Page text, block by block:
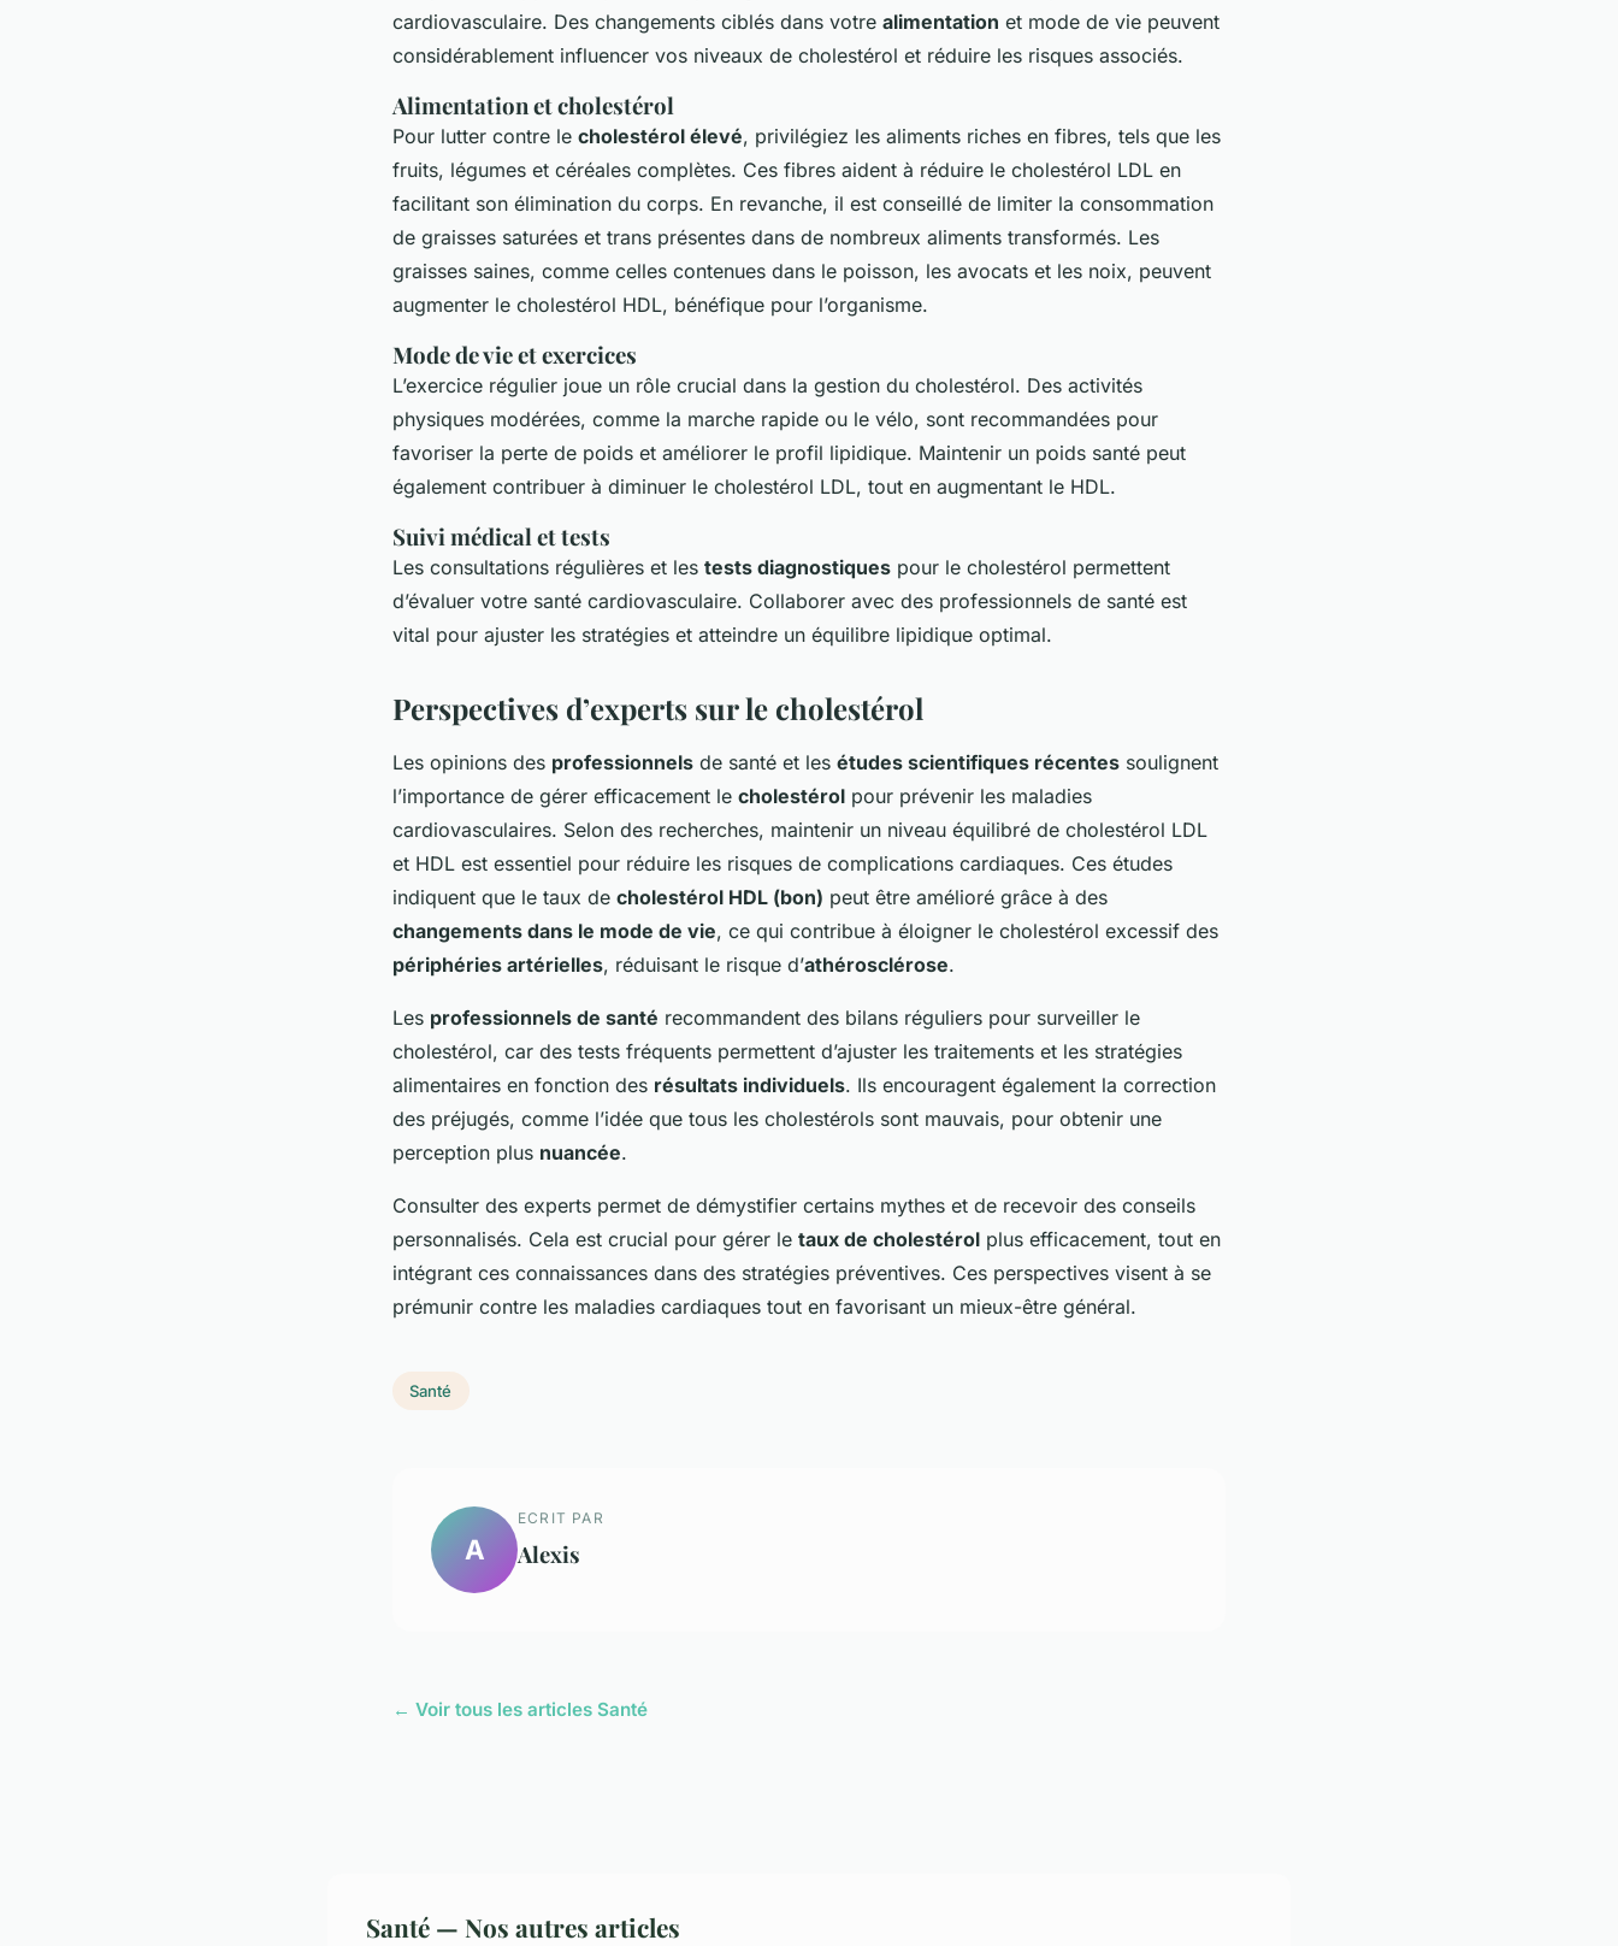
cardiovasculaire. Des changements ciblés dans votre alimentation et mode de vie peuvent
considérablement influencer vos niveaux de cholestérol et réduire les risques associés.
Alimentation et cholestérol
Pour lutter contre le cholestérol élevé, privilégiez les aliments riches en fibres, tels que les
fruits, légumes et céréales complètes. Ces fibres aident à réduire le cholestérol LDL en
facilitant son élimination du corps. En revanche, il est conseillé de limiter la consommation
de graisses saturées et trans présentes dans de nombreux aliments transformés. Les
graisses saines, comme celles contenues dans le poisson, les avocats et les noix, peuvent
augmenter le cholestérol HDL, bénéfique pour l’organisme.
Mode de vie et exercices
L’exercice régulier joue un rôle crucial dans la gestion du cholestérol. Des activités
physiques modérées, comme la marche rapide ou le vélo, sont recommandées pour
favoriser la perte de poids et améliorer le profil lipidique. Maintenir un poids santé peut
également contribuer à diminuer le cholestérol LDL, tout en augmentant le HDL.
Suivi médical et tests
Les consultations régulières et les tests diagnostiques pour le cholestérol permettent
d’évaluer votre santé cardiovasculaire. Collaborer avec des professionnels de santé est
vital pour ajuster les stratégies et atteindre un équilibre lipidique optimal.
Perspectives d’experts sur le cholestérol
Les opinions des professionnels de santé et les études scientifiques récentes soulignent
l’importance de gérer efficacement le cholestérol pour prévenir les maladies
cardiovasculaires. Selon des recherches, maintenir un niveau équilibré de cholestérol LDL
et HDL est essentiel pour réduire les risques de complications cardiaques. Ces études
indiquent que le taux de cholestérol HDL (bon) peut être amélioré grâce à des
changements dans le mode de vie, ce qui contribue à éloigner le cholestérol excessif des
périphéries artérielles, réduisant le risque d’athérosclérose.
Les professionnels de santé recommandent des bilans réguliers pour surveiller le
cholestérol, car des tests fréquents permettent d’ajuster les traitements et les stratégies
alimentaires en fonction des résultats individuels. Ils encouragent également la correction
des préjugés, comme l’idée que tous les cholestérols sont mauvais, pour obtenir une
perception plus nuancée.
Consulter des experts permet de démystifier certains mythes et de recevoir des conseils
personnalisés. Cela est crucial pour gérer le taux de cholestérol plus efficacement, tout en
intégrant ces connaissances dans des stratégies préventives. Ces perspectives visent à se
prémunir contre les maladies cardiaques tout en favorisant un mieux-être général.
Santé
A
ECRIT PAR
Alexis
← Voir tous les articles Santé
Santé — Nos autres articles